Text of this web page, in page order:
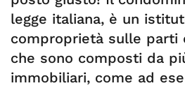
legge italiana, è un
comproprietà sulle parti
che sono composti da
immobiliari, come ad